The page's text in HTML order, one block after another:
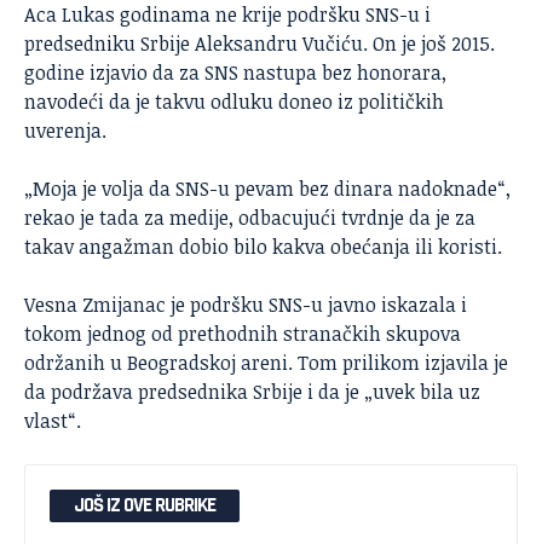
Aca Lukas godinama ne krije podršku SNS-u i
predsedniku Srbije Aleksandru Vučiću. On je još 2015.
godine izjavio da za SNS nastupa bez honorara,
navodeći da je takvu odluku doneo iz političkih
uverenja.
„Moja je volja da SNS-u pevam bez dinara nadoknade“,
rekao je tada za medije, odbacujući tvrdnje da je za
takav angažman dobio bilo kakva obećanja ili koristi.
Vesna Zmijanac je podršku SNS-u javno iskazala i
tokom jednog od prethodnih stranačkih skupova
održanih u Beogradskoj areni. Tom prilikom izjavila je
da podržava predsednika Srbije i da je „uvek bila uz
vlast“.
JOŠ IZ OVE RUBRIKE